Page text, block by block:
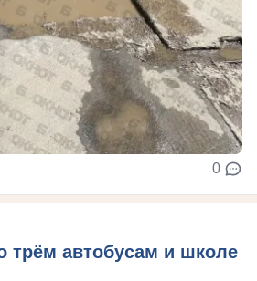
0
трём автобусам и школе